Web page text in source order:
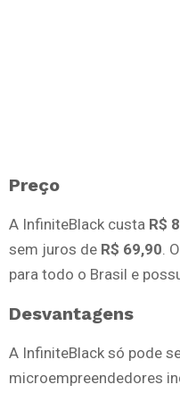
Preço
A InfiniteBlack custa R$
sem juros de R$ 69,90.
para todo o Brasil e
Desvantagens
A InfiniteBlack só pode
microempreendedores